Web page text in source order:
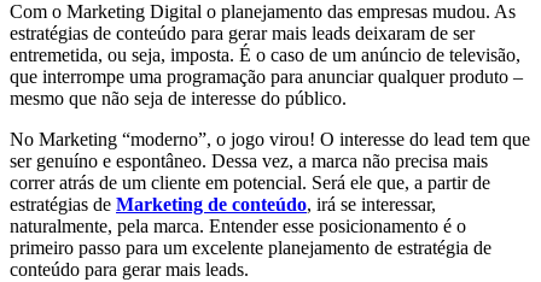
Com o Marketing Digital o planejamento das empresas mudou. As
estratégias de conteúdo para gerar mais leads deixaram de ser
entremetida, ou seja, imposta. É o caso de um anúncio de televisão,
que interrompe uma programação para anunciar qualquer produto –
mesmo que não seja de interesse do público.
No Marketing “moderno”, o jogo virou! O interesse do lead tem que
ser genuíno e espontâneo. Dessa vez, a marca não precisa mais
correr atrás de um cliente em potencial. Será ele que, a partir de
estratégias de Marketing de conteúdo, irá se interessar,
naturalmente, pela marca. Entender esse posicionamento é o
primeiro passo para um excelente planejamento de estratégia de
conteúdo para gerar mais leads.